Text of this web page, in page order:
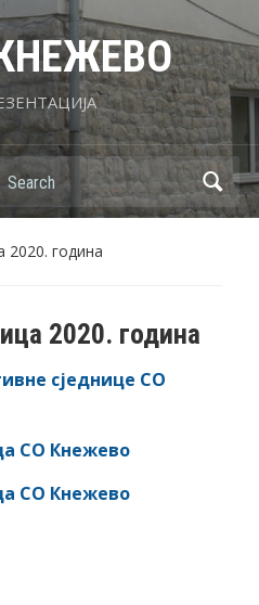
Search
2020. година
2020. година
сједнице СО
СО Кнежево
СО Кнежево